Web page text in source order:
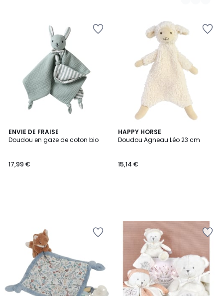
ENVIE DE FRAISE
Doudou en gaze de coton bio
17,99 €
HAPPY HORSE
Doudou Agneau Léo 23 cm
15,14 €